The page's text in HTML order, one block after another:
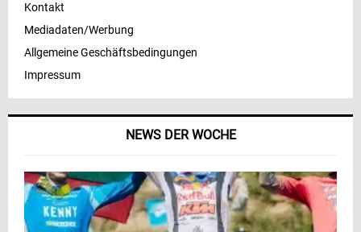
NEWS DER WOCHE
Kontakt
Mediadaten/Werbung
Allgemeine Geschäftsbedingungen
Impressum